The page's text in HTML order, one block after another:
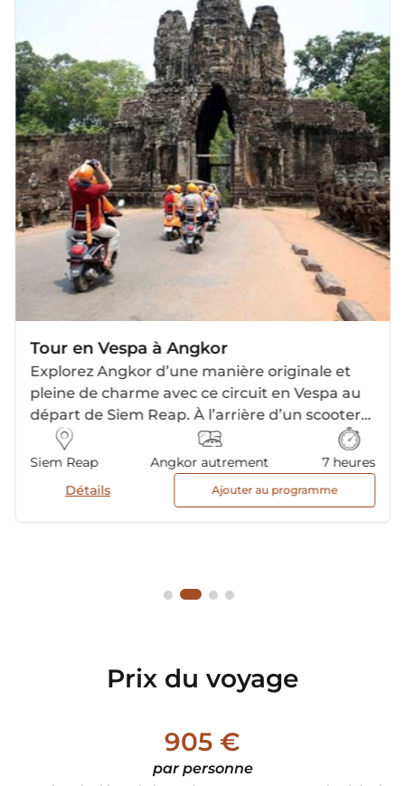
Tour en Vespa à Angkor
Explorez Angkor d’une manière originale et
pleine de charme avec ce circuit en Vespa au
départ de Siem Reap. À l’arrière d’un scooter
vintage, parcourez temples emblématiques,
sentiers cachés, jungle et villages pour une
immersion authentique et hors des sentiers
battus.
Siem Reap Angkor autrement
7 heures
Détails
Ajouter au programme
Prix du voyage
905 €
par personne